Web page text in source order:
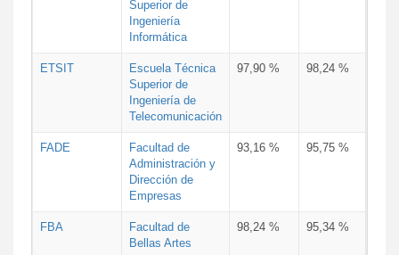
Superior de
Ingeniería
Informática
ETSIT
Escuela Técnica
Superior de
Ingeniería de
Telecomunicación
97,90 % 98,24 %
FADE
Facultad de
Administración y
Dirección de
Empresas
93,16 % 95,75 %
FBA
Facultad de
Bellas Artes
98,24 % 95,34 %